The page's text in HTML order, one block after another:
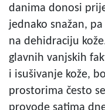
danima donosi
jednako snažan,
na dehidraciju
glavnih vanjskih
i isušivanje kože,
prostorima često
provode satima